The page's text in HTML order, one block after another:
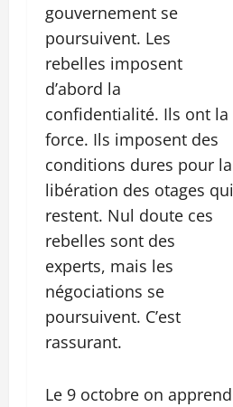
gouvernement se
poursuivent. Les
rebelles imposent
d’abord la
confidentialité. Ils ont la
force. Ils imposent des
conditions dures pour la
libération des otages qui
restent. Nul doute ces
rebelles sont des
experts, mais les
négociations se
poursuivent. C’est
rassurant.
Le 9 octobre on apprend